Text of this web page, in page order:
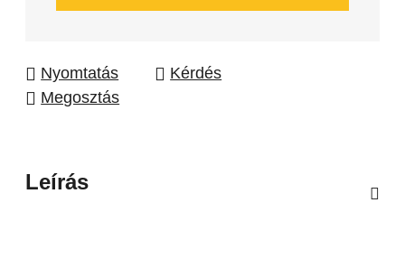
Nyomtatás
Kérdés
Megosztás
Leírás